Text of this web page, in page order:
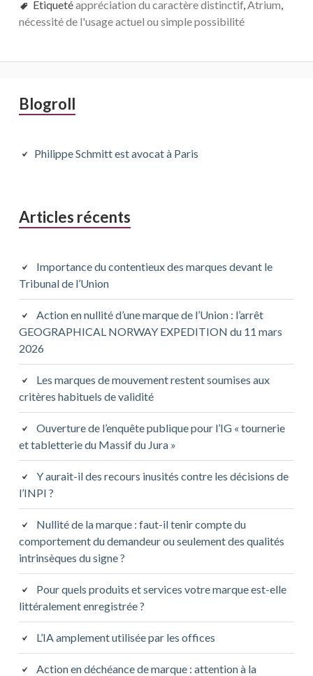
Etiquetéappréciation du caractère distinctif,Atrium,
nécessité de l'usage actuel ou simple possibilité
Barre
principale
Blogroll
Philippe Schmitt est avocat à Paris
Articles récents
Importance du contentieux des marques devant le
Tribunal de l’Union
Action en nullité d’une marque de l’Union : l’arrêt
GEOGRAPHICAL NORWAY EXPEDITION du 11 mars
2026
Les marques de mouvement restent soumises aux
critères habituels de validité
Ouverture de l’enquête publique pour l’IG « tournerie
et tabletterie du Massif du Jura »
Y aurait-il des recours inusités contre les décisions de
l’INPI ?
Nullité de la marque : faut-il tenir compte du
comportement du demandeur ou seulement des qualités
intrinsèques du signe ?
Pour quels produits et services votre marque est-elle
littéralement enregistrée ?
L’IA amplement utilisée par les offices
Action en déchéance de marque : attention à la